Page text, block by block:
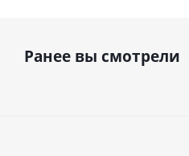
Ранее вы смотрели